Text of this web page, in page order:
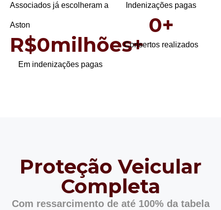
Associados já escolheram a
Aston
Em indenizações pagas
R$0milhões+
Indenizações pagas
Consertos realizados
0+
Proteção Veicular
Completa
Com ressarcimento de até 100% da tabela